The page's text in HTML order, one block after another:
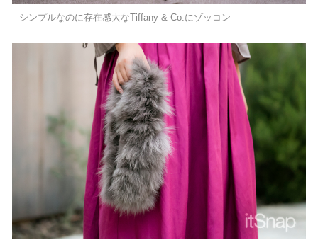
シンプルなのに存在感大なTiffany & Co.にゾッコン